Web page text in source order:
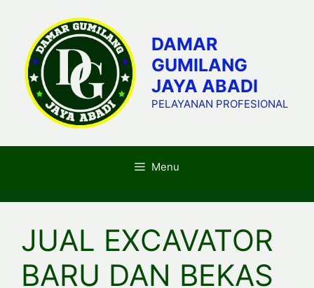
content
DAMAR
GUMILANG
JAYA ABADI
PELAYANAN PROFESIONAL
Menu
JUAL EXCAVATOR
BARU DAN BEKAS